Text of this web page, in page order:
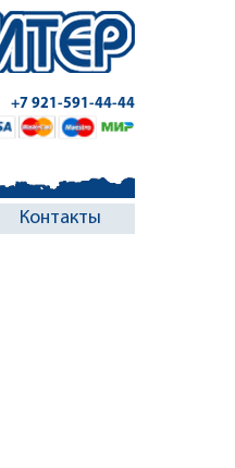
+7 921-591-44-44
Контакты